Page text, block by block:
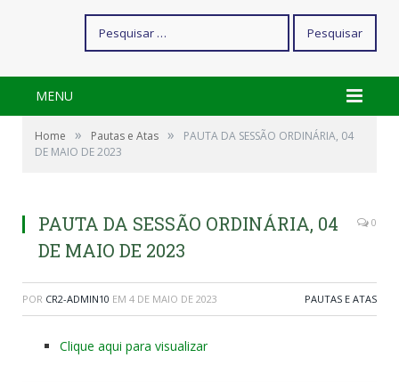
por:
MENU
Home » Pautas e Atas »
PAUTA DA SESSÃO ORDINÁRIA, 04
DE MAIO DE 2023
PAUTA DA SESSÃO ORDINÁRIA, 04
DE MAIO DE 2023
0
POR CR2-ADMIN10 EM 4 DE MAIO DE 2023 PAUTAS E ATAS
Clique aqui para visualizar